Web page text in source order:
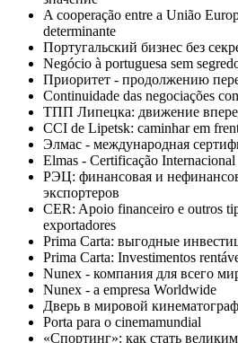
A cooperação entre a União
determinante
Португальский бизнес без
Negócio à portuguesa sem
Приоритет - продолжению
Сontinuidade das negociações
ТПП Липецка: движение
CCI de Lipetsk: caminhar em
Элмас - международная
Elmas - Certificação Internacional
РЭЦ: финансовая и
экспортеров
CER: Apoio financeiro e outros
exportadores
Prima Carta: выгодные
Prima Carta: Investimentos
Nunex - компания для всего
Nunex - a empresa Worldwide
Дверь в мировой кинематограф
Porta para o cinemamundial
«Спортинг»: как стать